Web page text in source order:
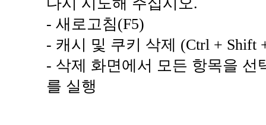
- 새로고침(F5)
- 캐시 및 쿠키 삭제 (Ctrl + Shift
- 삭제 화면에서 모든 항목을 선
를 실행